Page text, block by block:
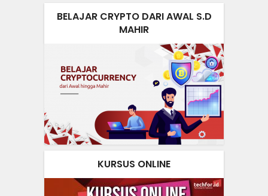
BELAJAR CRYPTO DARI AWAL S.D
MAHIR
KURSUS ONLINE